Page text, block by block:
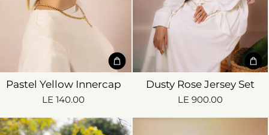
Pastel Yellow Innercap
LE 140.00
Dusty Rose Jersey Set
LE 900.00